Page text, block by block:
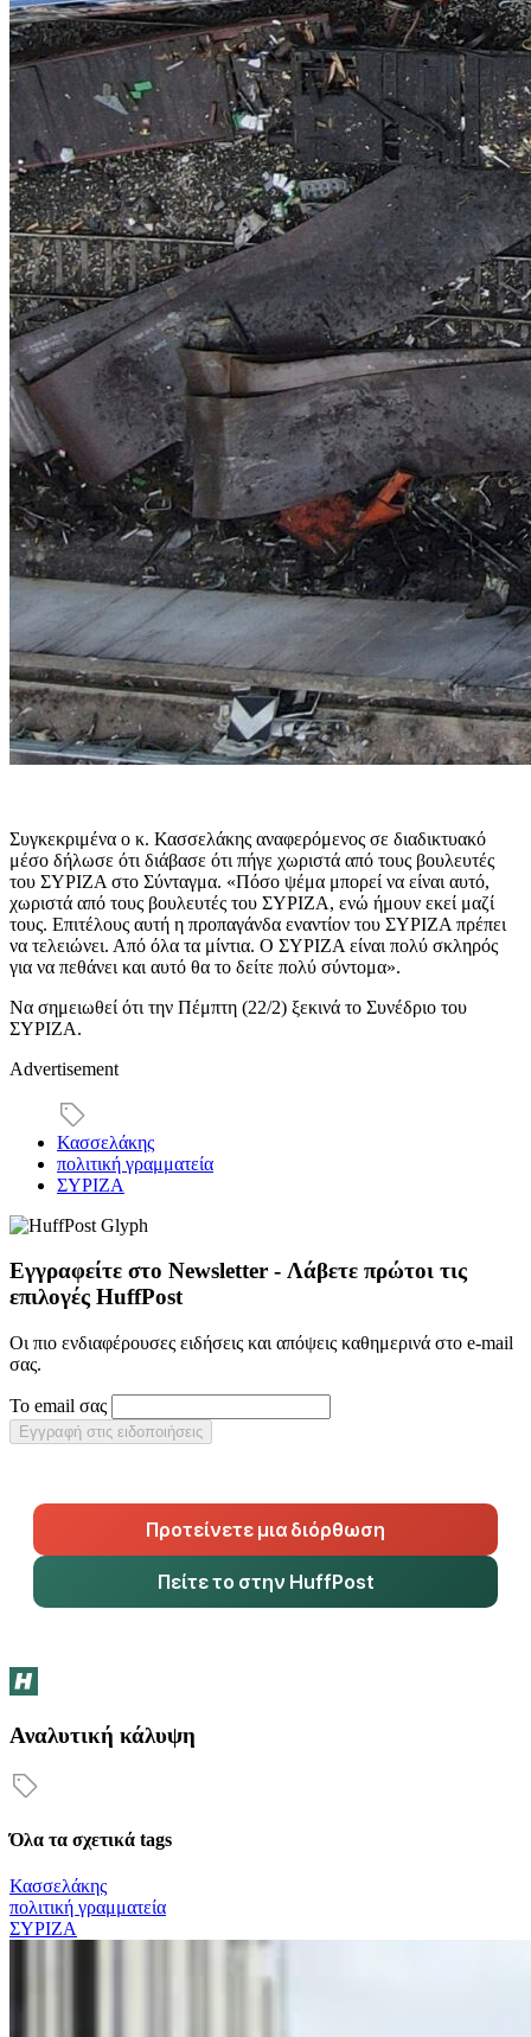
Συγκεκριμένα ο κ. Κασσελάκης αναφερόμενος σε διαδικτυακό
μέσο δήλωσε ότι διάβασε ότι πήγε χωριστά από τους βουλευτές
του ΣΥΡΙΖΑ στο Σύνταγμα. «Πόσο ψέμα μπορεί να είναι αυτό,
χωριστά από τους βουλευτές του ΣΥΡΙΖΑ, ενώ ήμουν εκεί μαζί
τους. Επιτέλους αυτή η προπαγάνδα εναντίον του ΣΥΡΙΖΑ πρέπει
να τελειώνει. Από όλα τα μίντια. Ο ΣΥΡΙΖΑ είναι πολύ σκληρός
για να πεθάνει και αυτό θα το δείτε πολύ σύντομα».
Να σημειωθεί ότι την Πέμπτη (22/2) ξεκινά το Συνέδριο του
ΣΥΡΙΖΑ.
Advertisement
Κασσελάκης
πολιτική γραμματεία
ΣΥΡΙΖΑ
Εγγραφείτε στο Newsletter - Λάβετε πρώτοι τις
επιλογές HuffPost
Οι πιο ενδιαφέρουσες ειδήσεις και απόψεις καθημερινά στο e-mail
σας.
Το email σας
Εγγραφή στις ειδοποιήσεις
Προτείνετε μια διόρθωση
Πείτε το στην HuffPost
Αναλυτική κάλυψη
Όλα τα σχετικά tags
Κασσελάκης
πολιτική γραμματεία
ΣΥΡΙΖΑ